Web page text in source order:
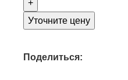
Уточните цену
Поделиться: